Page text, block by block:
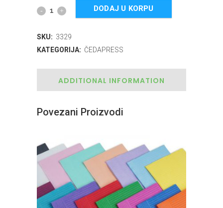
DODAJ U KORPU
SKU: 3329
KATEGORIJA: ČEDAPRESS
ADDITIONAL INFORMATION
Povezani Proizvodi